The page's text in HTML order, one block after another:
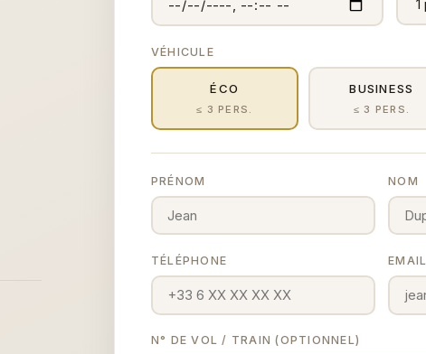
VÉHICULE
ÉCO
≤ 3 PERS.
BUSINESS
≤ 3 PERS.
PRÉNOM NOM
TÉLÉPHONE EMAIL
N° DE VOL / TRAIN (OPTIONNEL)